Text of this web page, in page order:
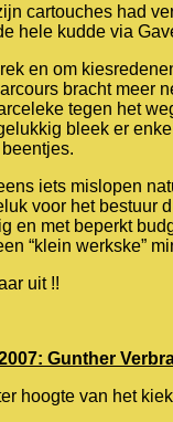
cartouches had
hele kudde via
en om
bracht meer
tegen het
bleek er
iets mislopen
voor het bestuur
en met beperkt
“klein werkske”
uit !!
Gunther
hoogte van het